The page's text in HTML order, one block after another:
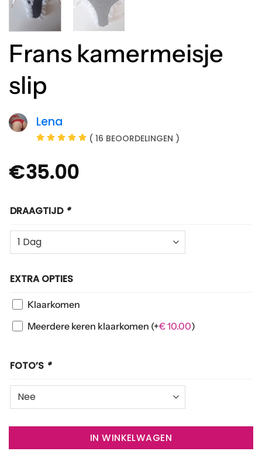
Frans kamermeisje
slip
Lena
( 16 BEOORDELINGEN )
€35.00
DRAAGTIJD *
EXTRA OPTIES
Klaarkomen
Meerdere keren klaarkomen (+€10.00)
FOTO’S *
IN WINKELWAGEN